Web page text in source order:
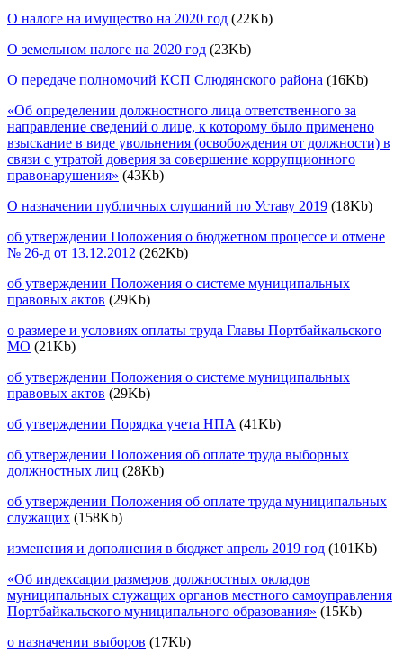
О налоге на имущество на 2020 год (22Kb)
О земельном налоге на 2020 год (23Kb)
О передаче полномочий КСП Слюдянского района (16Kb)
«Об определении должностного лица ответственного за
направление сведений о лице, к которому было применено
взыскание в виде увольнения (освобождения от должности) в
связи с утратой доверия за совершение коррупционного
правонарушения» (43Kb)
О назначении публичных слушаний по Уставу 2019 (18Kb)
об утверждении Положения о бюджетном процессе и отмене
№ 26-д от 13.12.2012 (262Kb)
об утверждении Положения о системе муниципальных
правовых актов (29Kb)
о размере и условиях оплаты труда Главы Портбайкальского
МО (21Kb)
об утверждении Положения о системе муниципальных
правовых актов (29Kb)
об утверждении Порядка учета НПА (41Kb)
об утверждении Положения об оплате труда выборных
должностных лиц (28Kb)
об утверждении Положения об оплате труда муниципальных
служащих (158Kb)
изменения и дополнения в бюджет апрель 2019 год (101Kb)
«Об индексации размеров должностных окладов
муниципальных служащих органов местного самоуправления
Портбайкальского муниципального образования» (15Kb)
о назначении выборов (17Kb)